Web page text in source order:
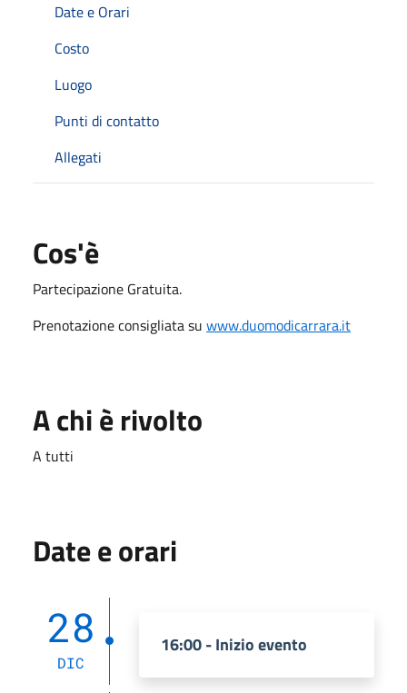
Date e Orari
Costo
Luogo
Punti di contatto
Allegati
Cos'è
Partecipazione Gratuita.
Prenotazione consigliata su www.duomodicarrara.it
A chi è rivolto
A tutti
Date e orari
28
DIC
16:00 - Inizio evento